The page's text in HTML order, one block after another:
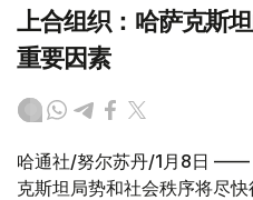
上合组织：哈萨克斯
重要因素
哈通社/努尔苏丹/1月8日 ——
克斯坦局势和社会秩序将尽快